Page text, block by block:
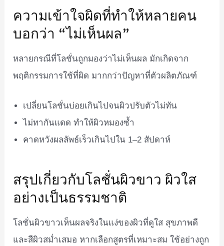
ความเข้าใจผิดที่ทำให้หลายคน
บอกว่า “ไม่เห็นผล”
หลายกรณีที่โลชั่นถูกมองว่าไม่เห็นผล มักเกิดจาก
พฤติกรรมการใช้ที่ผิด มากกว่าปัญหาที่ตัวผลิตภัณฑ์
เปลี่ยนโลชั่นบ่อยเกินไปจนผิวปรับตัวไม่ทัน
ไม่ทากันแดด ทำให้ผิวหมองซ้ำ
คาดหวังผลลัพธ์เร็วเกินไปใน 1–2 สัปดาห์
สรุปเกี่ยวกับโลชั่นผิวขาว ผิวใส
อย่างเป็นธรรมชาติ
โลชั่นผิวขาวเห็นผลจริงในแง่ของผิวที่ดูใส สุขภาพดี
และสีผิวสม่ำเสมอ หากเลือกสูตรที่เหมาะสม ใช้อย่างถูก